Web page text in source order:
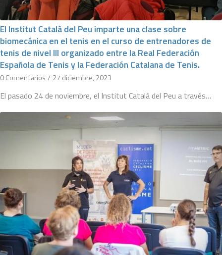
El Institut Català del Peu imparte una clase sobre
biomecánica en el tenis en el curso de entrenadores de
tenis de nivel III organizado entre la Real Federación
Española de Tenis y la Federación Catalana de Tenis.
0 Comentarios / 27 diciembre, 2023
El pasado 24 de noviembre, el Institut Català del Peu a través…